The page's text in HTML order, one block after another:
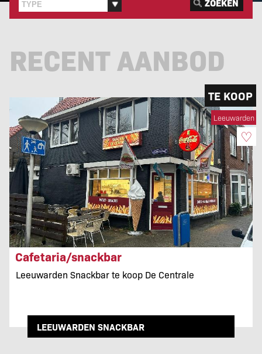
RECENT AANBOD
TE KOOP
Leeuwarden
♡
Cafetaria/snackbar
Leeuwarden Snackbar te koop De Centrale
LEEUWARDEN SNACKBAR